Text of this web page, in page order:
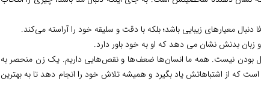
معیارهای زیبایی باشد؛ بلکه با دقت و سلیقه خود را آراسته می‌کند.
زبان بدنش نشان می دهد که او به خود باور دارد.
بودن نیست. همه ما انسان‌ها ضعف‌ها و نقص‌هایی داریم. یک زن منحصر به
که از اشتباهاتش یاد بگیرد و همیشه تلاش خود را انجام دهد تا به بهترین